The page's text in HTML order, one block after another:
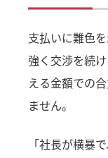
支払いに難色
強く交渉を続
える金額での
ません。
「社長が横暴